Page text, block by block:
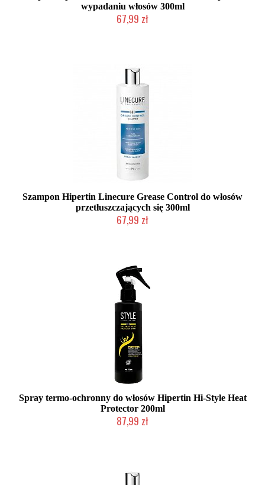
wypadaniu włosów 300ml
67,99 zł
Szampon Hipertin Linecure Grease Control do włosów
przetłuszczających się 300ml
67,99 zł
Spray termo-ochronny do włosów Hipertin Hi-Style Heat
Protector 200ml
87,99 zł